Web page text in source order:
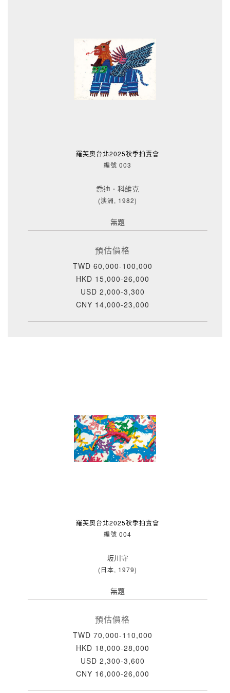
羅芙奧台北2025秋季拍賣會
編號 003
喬迪．科維克
(澳洲, 1982)
無題
預估價格
TWD 60,000-100,000
HKD 15,000-26,000
USD 2,000-3,300
CNY 14,000-23,000
羅芙奧台北2025秋季拍賣會
編號 004
坂川守
(日本, 1979)
無題
預估價格
TWD 70,000-110,000
HKD 18,000-28,000
USD 2,300-3,600
CNY 16,000-26,000